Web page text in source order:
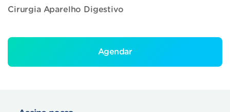
Cirurgia Aparelho Digestivo
Agendar